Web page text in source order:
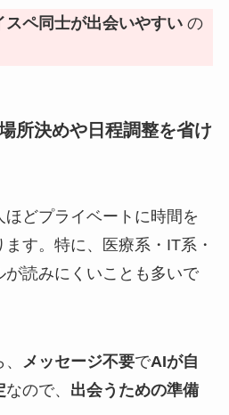
スペ同士が出会いやすいの
所決めや日程調整を省け
どプライベートに時間を
す。特に、医療系・IT系・
読みにくいことも多いで
メッセージ不要でAIが自
なので、 出会うための準備